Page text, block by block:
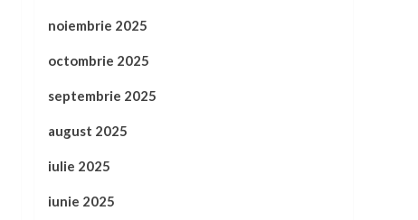
noiembrie 2025
octombrie 2025
septembrie 2025
august 2025
iulie 2025
iunie 2025